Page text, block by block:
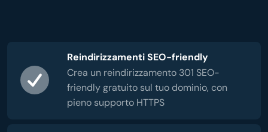
Reindirizzamenti SEO-friendly
Crea un reindirizzamento 301 SEO-
friendly gratuito sul tuo dominio, con
pieno supporto HTTPS